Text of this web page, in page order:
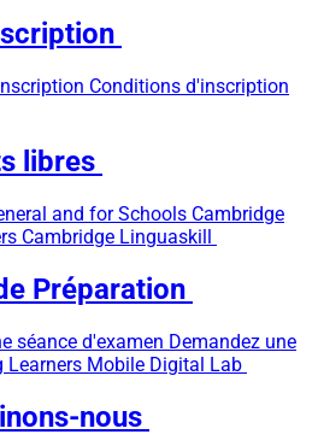
Conditions d'inscription
libres
and for Schools Cambridge
Cambridge Linguaskill
Préparation
séance d'examen Demandez une
Learners Mobile Digital Lab
nous